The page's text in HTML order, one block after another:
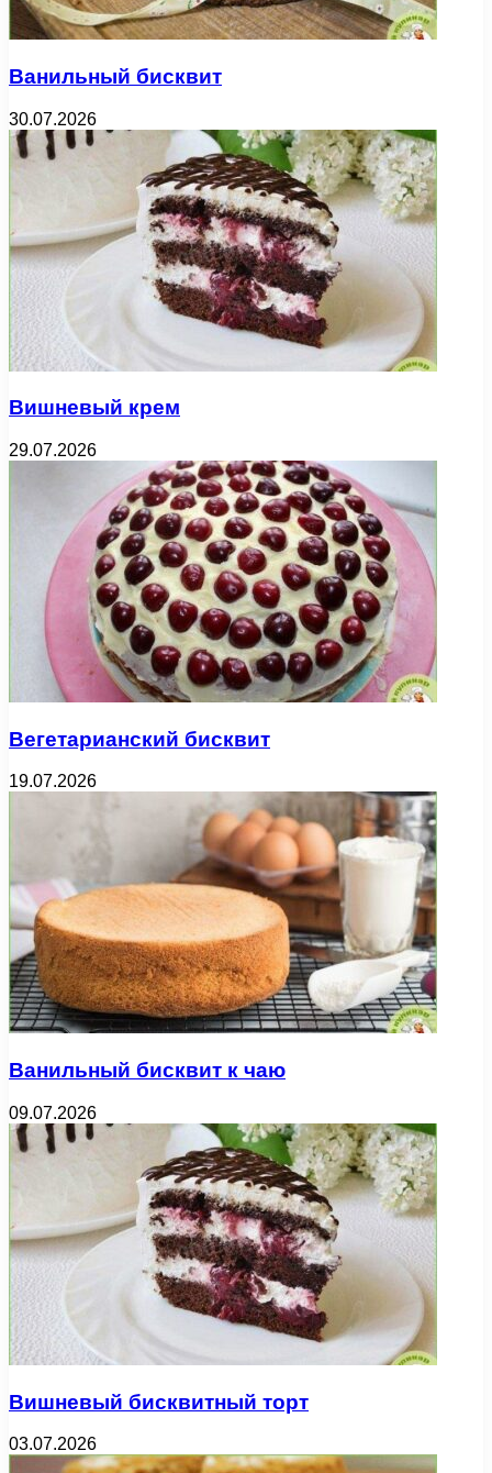
Ванильный бисквит
30.07.2026
Вишневый крем
29.07.2026
Вегетарианский бисквит
19.07.2026
Ванильный бисквит к чаю
09.07.2026
Вишневый бисквитный торт
03.07.2026